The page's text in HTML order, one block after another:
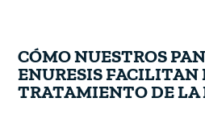
CÓMO NUESTROS
ENURESIS FACILITAN
TRATAMIENTO DE LA